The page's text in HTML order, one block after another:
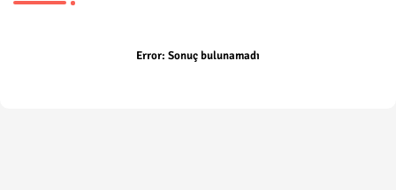
Error: Sonuç bulunamadı